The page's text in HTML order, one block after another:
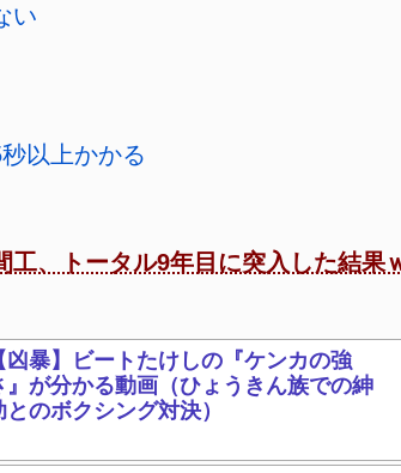
い
以上かかる
工、トータル9年目に突入した結果
凶暴】ビートたけしの『ケンカの強
』が分かる動画（ひょうきん族での紳
とのボクシング対決）